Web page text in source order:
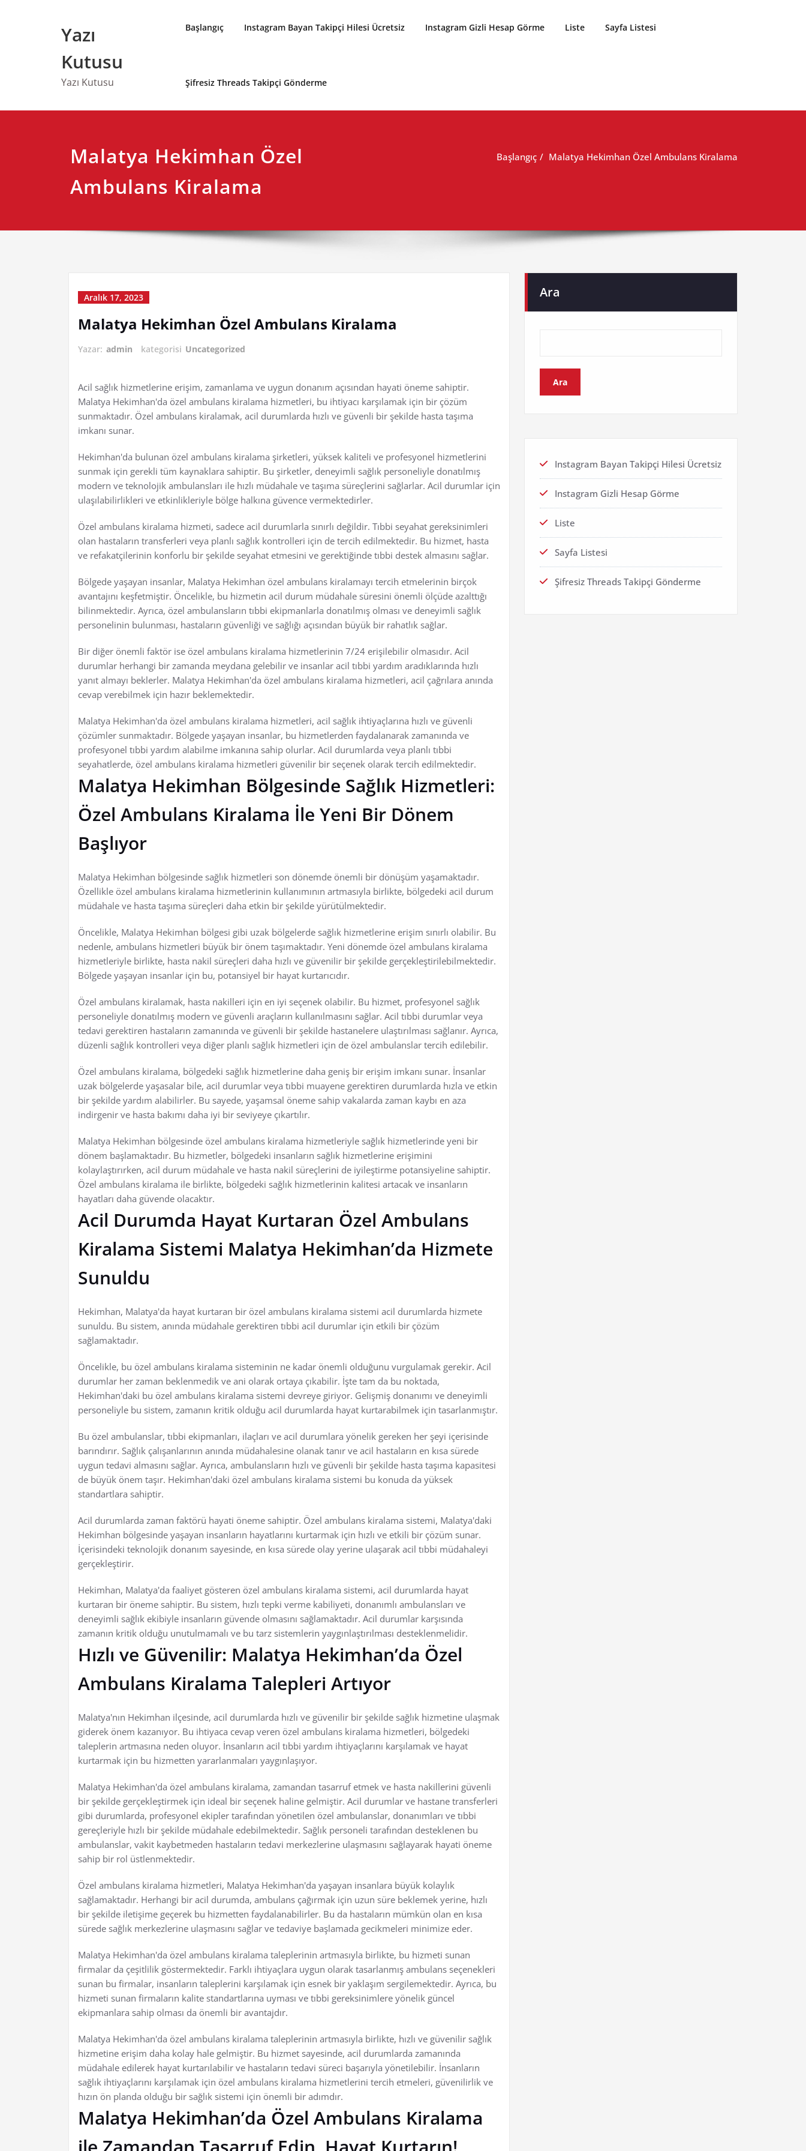
Yazı
Kutusu
Yazı Kutusu
Başlangıç Instagram Bayan Takipçi Hilesi Ücretsiz Instagram Gizli Hesap Görme Liste Sayfa Listesi
Şifresiz Threads Takipçi Gönderme
Malatya Hekimhan Özel
Ambulans Kiralama
Başlangıç Malatya Hekimhan Özel Ambulans Kiralama
Aralık 17, 2023
Malatya Hekimhan Özel Ambulans Kiralama
Yazar: admin kategorisi Uncategorized
Acil sağlık hizmetlerine erişim, zamanlama ve uygun donanım açısından hayati öneme sahiptir.
Malatya Hekimhan'da özel ambulans kiralama hizmetleri, bu ihtiyacı karşılamak için bir çözüm
sunmaktadır. Özel ambulans kiralamak, acil durumlarda hızlı ve güvenli bir şekilde hasta taşıma
imkanı sunar.
Hekimhan'da bulunan özel ambulans kiralama şirketleri, yüksek kaliteli ve profesyonel hizmetlerini
sunmak için gerekli tüm kaynaklara sahiptir. Bu şirketler, deneyimli sağlık personeliyle donatılmış
modern ve teknolojik ambulansları ile hızlı müdahale ve taşıma süreçlerini sağlarlar. Acil durumlar için
ulaşılabilirlikleri ve etkinlikleriyle bölge halkına güvence vermektedirler.
Özel ambulans kiralama hizmeti, sadece acil durumlarla sınırlı değildir. Tıbbi seyahat gereksinimleri
olan hastaların transferleri veya planlı sağlık kontrolleri için de tercih edilmektedir. Bu hizmet, hasta
ve refakatçilerinin konforlu bir şekilde seyahat etmesini ve gerektiğinde tıbbi destek almasını sağlar.
Bölgede yaşayan insanlar, Malatya Hekimhan özel ambulans kiralamayı tercih etmelerinin birçok
avantajını keşfetmiştir. Öncelikle, bu hizmetin acil durum müdahale süresini önemli ölçüde azalttığı
bilinmektedir. Ayrıca, özel ambulansların tıbbi ekipmanlarla donatılmış olması ve deneyimli sağlık
personelinin bulunması, hastaların güvenliği ve sağlığı açısından büyük bir rahatlık sağlar.
Bir diğer önemli faktör ise özel ambulans kiralama hizmetlerinin 7/24 erişilebilir olmasıdır. Acil
durumlar herhangi bir zamanda meydana gelebilir ve insanlar acil tıbbi yardım aradıklarında hızlı
yanıt almayı beklerler. Malatya Hekimhan'da özel ambulans kiralama hizmetleri, acil çağrılara anında
cevap verebilmek için hazır beklemektedir.
Malatya Hekimhan'da özel ambulans kiralama hizmetleri, acil sağlık ihtiyaçlarına hızlı ve güvenli
çözümler sunmaktadır. Bölgede yaşayan insanlar, bu hizmetlerden faydalanarak zamanında ve
profesyonel tıbbi yardım alabilme imkanına sahip olurlar. Acil durumlarda veya planlı tıbbi
seyahatlerde, özel ambulans kiralama hizmetleri güvenilir bir seçenek olarak tercih edilmektedir.
Malatya Hekimhan Bölgesinde Sağlık Hizmetleri:
Özel Ambulans Kiralama İle Yeni Bir Dönem
Başlıyor
Malatya Hekimhan bölgesinde sağlık hizmetleri son dönemde önemli bir dönüşüm yaşamaktadır.
Özellikle özel ambulans kiralama hizmetlerinin kullanımının artmasıyla birlikte, bölgedeki acil durum
müdahale ve hasta taşıma süreçleri daha etkin bir şekilde yürütülmektedir.
Öncelikle, Malatya Hekimhan bölgesi gibi uzak bölgelerde sağlık hizmetlerine erişim sınırlı olabilir. Bu
nedenle, ambulans hizmetleri büyük bir önem taşımaktadır. Yeni dönemde özel ambulans kiralama
hizmetleriyle birlikte, hasta nakil süreçleri daha hızlı ve güvenilir bir şekilde gerçekleştirilebilmektedir.
Bölgede yaşayan insanlar için bu, potansiyel bir hayat kurtarıcıdır.
Özel ambulans kiralamak, hasta nakilleri için en iyi seçenek olabilir. Bu hizmet, profesyonel sağlık
personeliyle donatılmış modern ve güvenli araçların kullanılmasını sağlar. Acil tıbbi durumlar veya
tedavi gerektiren hastaların zamanında ve güvenli bir şekilde hastanelere ulaştırılması sağlanır. Ayrıca,
düzenli sağlık kontrolleri veya diğer planlı sağlık hizmetleri için de özel ambulanslar tercih edilebilir.
Özel ambulans kiralama, bölgedeki sağlık hizmetlerine daha geniş bir erişim imkanı sunar. İnsanlar
uzak bölgelerde yaşasalar bile, acil durumlar veya tıbbi muayene gerektiren durumlarda hızla ve etkin
bir şekilde yardım alabilirler. Bu sayede, yaşamsal öneme sahip vakalarda zaman kaybı en aza
indirgenir ve hasta bakımı daha iyi bir seviyeye çıkartılır.
Malatya Hekimhan bölgesinde özel ambulans kiralama hizmetleriyle sağlık hizmetlerinde yeni bir
dönem başlamaktadır. Bu hizmetler, bölgedeki insanların sağlık hizmetlerine erişimini
kolaylaştırırken, acil durum müdahale ve hasta nakil süreçlerini de iyileştirme potansiyeline sahiptir.
Özel ambulans kiralama ile birlikte, bölgedeki sağlık hizmetlerinin kalitesi artacak ve insanların
hayatları daha güvende olacaktır.
Acil Durumda Hayat Kurtaran Özel Ambulans
Kiralama Sistemi Malatya Hekimhan’da Hizmete
Sunuldu
Hekimhan, Malatya'da hayat kurtaran bir özel ambulans kiralama sistemi acil durumlarda hizmete
sunuldu. Bu sistem, anında müdahale gerektiren tıbbi acil durumlar için etkili bir çözüm
sağlamaktadır.
Öncelikle, bu özel ambulans kiralama sisteminin ne kadar önemli olduğunu vurgulamak gerekir. Acil
durumlar her zaman beklenmedik ve ani olarak ortaya çıkabilir. İşte tam da bu noktada,
Hekimhan'daki bu özel ambulans kiralama sistemi devreye giriyor. Gelişmiş donanımı ve deneyimli
personeliyle bu sistem, zamanın kritik olduğu acil durumlarda hayat kurtarabilmek için tasarlanmıştır.
Bu özel ambulanslar, tıbbi ekipmanları, ilaçları ve acil durumlara yönelik gereken her şeyi içerisinde
barındırır. Sağlık çalışanlarının anında müdahalesine olanak tanır ve acil hastaların en kısa sürede
uygun tedavi almasını sağlar. Ayrıca, ambulansların hızlı ve güvenli bir şekilde hasta taşıma kapasitesi
de büyük önem taşır. Hekimhan'daki özel ambulans kiralama sistemi bu konuda da yüksek
standartlara sahiptir.
Acil durumlarda zaman faktörü hayati öneme sahiptir. Özel ambulans kiralama sistemi, Malatya'daki
Hekimhan bölgesinde yaşayan insanların hayatlarını kurtarmak için hızlı ve etkili bir çözüm sunar.
İçerisindeki teknolojik donanım sayesinde, en kısa sürede olay yerine ulaşarak acil tıbbi müdahaleyi
gerçekleştirir.
Hekimhan, Malatya'da faaliyet gösteren özel ambulans kiralama sistemi, acil durumlarda hayat
kurtaran bir öneme sahiptir. Bu sistem, hızlı tepki verme kabiliyeti, donanımlı ambulansları ve
deneyimli sağlık ekibiyle insanların güvende olmasını sağlamaktadır. Acil durumlar karşısında
zamanın kritik olduğu unutulmamalı ve bu tarz sistemlerin yaygınlaştırılması desteklenmelidir.
Hızlı ve Güvenilir: Malatya Hekimhan’da Özel
Ambulans Kiralama Talepleri Artıyor
Malatya'nın Hekimhan ilçesinde, acil durumlarda hızlı ve güvenilir bir şekilde sağlık hizmetine ulaşmak
giderek önem kazanıyor. Bu ihtiyaca cevap veren özel ambulans kiralama hizmetleri, bölgedeki
taleplerin artmasına neden oluyor. İnsanların acil tıbbi yardım ihtiyaçlarını karşılamak ve hayat
kurtarmak için bu hizmetten yararlanmaları yaygınlaşıyor.
Malatya Hekimhan'da özel ambulans kiralama, zamandan tasarruf etmek ve hasta nakillerini güvenli
bir şekilde gerçekleştirmek için ideal bir seçenek haline gelmiştir. Acil durumlar ve hastane transferleri
gibi durumlarda, profesyonel ekipler tarafından yönetilen özel ambulanslar, donanımları ve tıbbi
gereçleriyle hızlı bir şekilde müdahale edebilmektedir. Sağlık personeli tarafından desteklenen bu
ambulanslar, vakit kaybetmeden hastaların tedavi merkezlerine ulaşmasını sağlayarak hayati öneme
sahip bir rol üstlenmektedir.
Özel ambulans kiralama hizmetleri, Malatya Hekimhan'da yaşayan insanlara büyük kolaylık
sağlamaktadır. Herhangi bir acil durumda, ambulans çağırmak için uzun süre beklemek yerine, hızlı
bir şekilde iletişime geçerek bu hizmetten faydalanabilirler. Bu da hastaların mümkün olan en kısa
sürede sağlık merkezlerine ulaşmasını sağlar ve tedaviye başlamada gecikmeleri minimize eder.
Malatya Hekimhan'da özel ambulans kiralama taleplerinin artmasıyla birlikte, bu hizmeti sunan
firmalar da çeşitlilik göstermektedir. Farklı ihtiyaçlara uygun olarak tasarlanmış ambulans seçenekleri
sunan bu firmalar, insanların taleplerini karşılamak için esnek bir yaklaşım sergilemektedir. Ayrıca, bu
hizmeti sunan firmaların kalite standartlarına uyması ve tıbbi gereksinimlere yönelik güncel
ekipmanlara sahip olması da önemli bir avantajdır.
Malatya Hekimhan'da özel ambulans kiralama taleplerinin artmasıyla birlikte, hızlı ve güvenilir sağlık
hizmetine erişim daha kolay hale gelmiştir. Bu hizmet sayesinde, acil durumlarda zamanında
müdahale edilerek hayat kurtarılabilir ve hastaların tedavi süreci başarıyla yönetilebilir. İnsanların
sağlık ihtiyaçlarını karşılamak için özel ambulans kiralama hizmetlerini tercih etmeleri, güvenilirlik ve
hızın ön planda olduğu bir sağlık sistemi için önemli bir adımdır.
Malatya Hekimhan’da Özel Ambulans Kiralama
Ara
Ara
Instagram Bayan Takipçi Hilesi Ücretsiz
Instagram Gizli Hesap Görme
Liste
Sayfa Listesi
Şifresiz Threads Takipçi Gönderme